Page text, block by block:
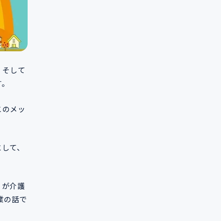
して
メッ
て、
介護
の話で